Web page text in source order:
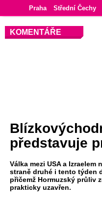
Praha
Střední Čechy
KOMENTÁŘE
představuje
Válka mezi USA a Izraelem
straně druhé i tento týden
přičemž Hormuzský průliv
prakticky uzavřen.